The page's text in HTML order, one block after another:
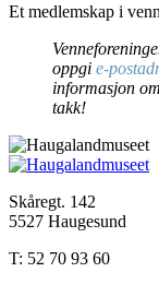
Et medlemskap i
oppgi e-
informasjon
takk!
Skåregt. 142
5527 Haugesund
T: 52 70 93 60